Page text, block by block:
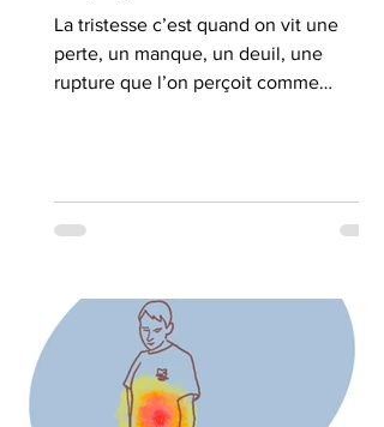
La tristesse c’est quand on vit une
perte, un manque, un deuil, une
rupture que l’on perçoit comme